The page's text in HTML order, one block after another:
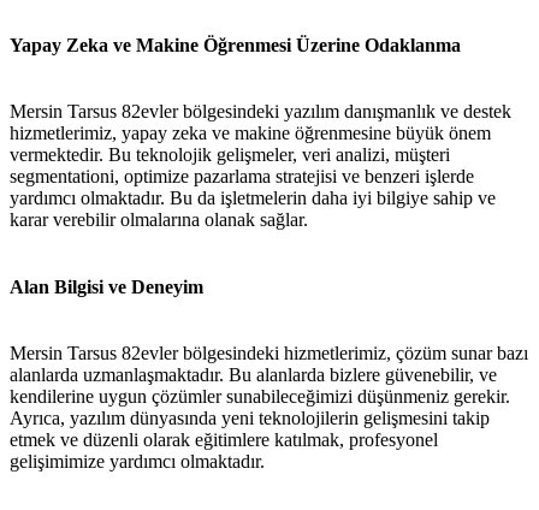
Yapay Zeka ve Makine Öğrenmesi Üzerine Odaklanma
Mersin Tarsus 82evler bölgesindeki yazılım danışmanlık ve destek
hizmetlerimiz, yapay zeka ve makine öğrenmesine büyük önem
vermektedir. Bu teknolojik gelişmeler, veri analizi, müşteri
segmentationi, optimize pazarlama stratejisi ve benzeri işlerde
yardımcı olmaktadır. Bu da işletmelerin daha iyi bilgiye sahip ve
karar verebilir olmalarına olanak sağlar.
Alan Bilgisi ve Deneyim
Mersin Tarsus 82evler bölgesindeki hizmetlerimiz, çözüm sunar bazı
alanlarda uzmanlaşmaktadır. Bu alanlarda bizlere güvenebilir, ve
kendilerine uygun çözümler sunabileceğimizi düşünmeniz gerekir.
Ayrıca, yazılım dünyasında yeni teknolojilerin gelişmesini takip
etmek ve düzenli olarak eğitimlere katılmak, profesyonel
gelişimimize yardımcı olmaktadır.